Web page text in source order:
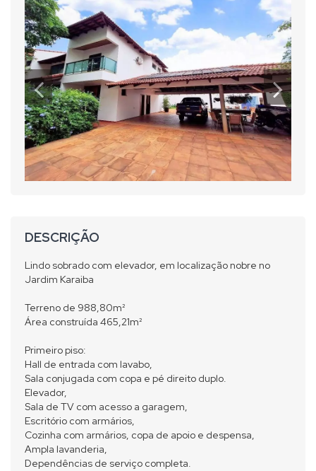
DESCRIÇÃO
Lindo sobrado com elevador, em localização nobre no
Jardim Karaiba
Terreno de 988,80m²
Área construída 465,21m²
Primeiro piso:
Hall de entrada com lavabo,
Sala conjugada com copa e pé direito duplo.
Elevador,
Sala de TV com acesso a garagem,
Escritório com armários,
Cozinha com armários, copa de apoio e despensa,
Ampla lavanderia,
Dependências de serviço completa.